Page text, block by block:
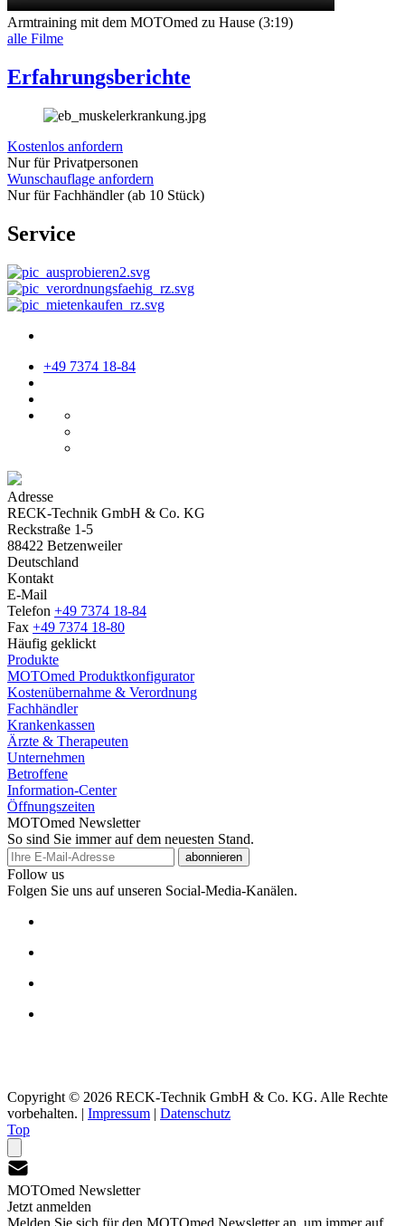
Armtraining mit dem MOTOmed zu Hause (3:19)
alle Filme
Erfahrungsberichte
Kostenlos anfordern
Nur für Privatpersonen
Wunschauflage anfordern
Nur für Fachhändler (ab 10 Stück)
Service
+49 7374 18-84
Adresse
RECK-Technik GmbH & Co. KG
Reckstraße 1-5
88422 Betzenweiler
Deutschland
Kontakt
E-Mail
Telefon +49 7374 18-84
Fax +49 7374 18-80
Häufig geklickt
Produkte
MOTOmed Produktkonfigurator
Kostenübernahme & Verordnung
Fachhändler
Krankenkassen
Ärzte & Therapeuten
Unternehmen
Betroffene
Information-Center
Öffnungszeiten
MOTOmed Newsletter
So sind Sie immer auf dem neuesten Stand.
abonnieren
Follow us
Folgen Sie uns auf unseren Social-Media-Kanälen.
Copyright © 2026 RECK-Technik GmbH & Co. KG. Alle Rechte
vorbehalten. | Impressum | Datenschutz
Top
MOTOmed Newsletter
Jetzt anmelden
Melden Sie sich für den MOTOmed Newsletter an, um immer auf